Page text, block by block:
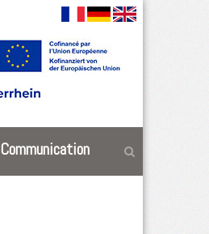
Communication